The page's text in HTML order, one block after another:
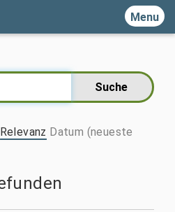
Toggle
Relevanz Datum (neueste